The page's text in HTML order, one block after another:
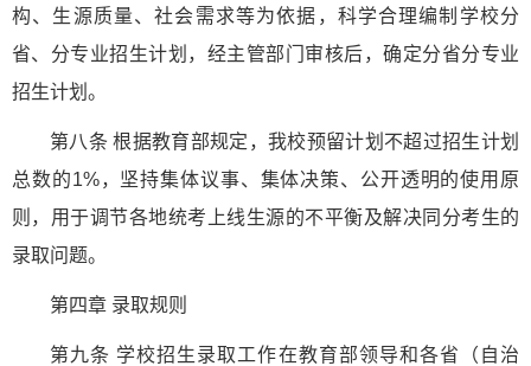
构、生源质量、社会需求等为依据，科学合理编制学校分
省、分专业招生计划，经主管部门审核后，确定分省分专业
招生计划。
第八条 根据教育部规定，我校预留计划不超过招生计划
总数的1%，坚持集体议事、集体决策、公开透明的使用原
则，用于调节各地统考上线生源的不平衡及解决同分考生的
录取问题。
第四章 录取规则
第九条 学校招生录取工作在教育部领导和各省（自治